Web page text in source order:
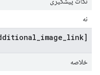
نه
[additional_image_link] invalid_attribute
خلاصه